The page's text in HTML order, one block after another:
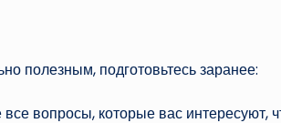
полезным, подготовьтесь заранее:
вопросы, которые вас интересуют,